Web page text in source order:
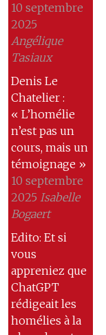
10 septembre
2025
Angélique
Tasiaux
Denis Le
Chatelier :
« L’homélie
n’est pas un
cours, mais un
témoignage »
10 septembre
2025 Isabelle
Bogaert
Edito: Et si
vous
appreniez que
ChatGPT
rédigeait les
homélies à la